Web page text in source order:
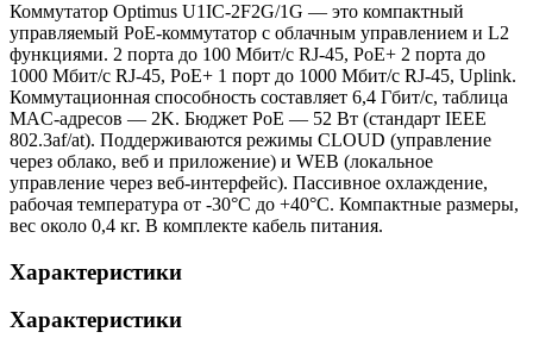
Коммутатор Optimus U1IC-2F2G/1G — это компактный
управляемый PoE-коммутатор с облачным управлением и L2
функциями. 2 порта до 100 Мбит/с RJ-45, PoE+ 2 порта до
1000 Мбит/с RJ-45, PoE+ 1 порт до 1000 Мбит/с RJ-45, Uplink.
Коммутационная способность составляет 6,4 Гбит/с, таблица
MAC-адресов — 2K. Бюджет PoE — 52 Вт (стандарт IEEE
802.3af/at). Поддерживаются режимы CLOUD (управление
через облако, веб и приложение) и WEB (локальное
управление через веб-интерфейс). Пассивное охлаждение,
рабочая температура от -30°C до +40°C. Компактные размеры,
вес около 0,4 кг. В комплекте кабель питания.
Характеристики
Характеристики